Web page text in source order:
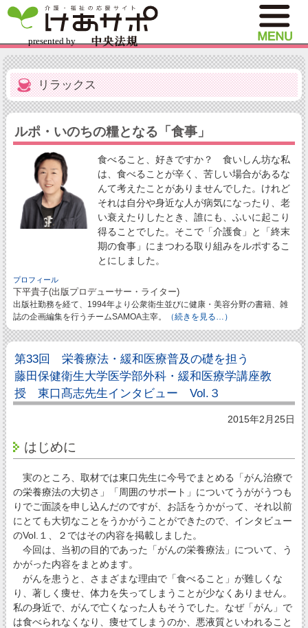
リラックス
ルポ・いのちの糧となる「食事」
食べること、好きですか？ 食いしん坊な私
は、食べることが辛く、苦しい場合があるな
んて考えたことがありませんでした。けれど
それは自分や身近な人が病気になったり、老
い衰えたりしたとき、誰にも、ふいに起こり
得ることでした。そこで「介護食」と「終末
期の食事」にまつわる取り組みをルポするこ
とにしました。
プロフィール
下平貴子(出版プロデューサー・ライター)
出版社勤務を経て、1994年より公衆衛生並びに健康・美容分野の書籍、雑
誌の企画編集を行うチームSAMOA主宰。
（続きを見る…）
第33回 栄養療法・緩和医療普及の礎を担う
藤田保健衛生大学医学部外科・緩和医療学講座教
授 東口髙志先生インタビュー Vol.３
2015年2月25日
はじめに
実のところ、取材では東口先生に今号でまとめる「がん治療で
の栄養療法の大切さ」「周囲のサポート」についてうががうつも
りでご面談を申し込んだのですが、お話をうかがって、それ以前
にとても大切なことをうかがうことができたので、インタビュー
のVol.１、２ではその内容を掲載しました。
今回は、当初の目的であった「がんの栄養療法」について、う
かがった内容をまとめます。
がんを患うと、さまざまな理由で「食べること」が難しくな
り、著しく痩せ、体力を失ってしまうことが少なくありません。
私の身近で、がんで亡くなった人もそうでした。なぜ「がん」で
は食べられなくなり、痩せてしまうのか、悪液質といわれること